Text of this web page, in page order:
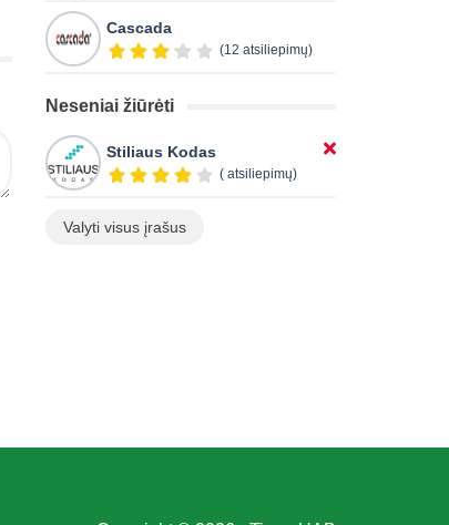
Cascada
(12 atsiliepimų)
Neseniai žiūrėti
Stiliaus Kodas
( atsiliepimų)
Valyti visus įrašus